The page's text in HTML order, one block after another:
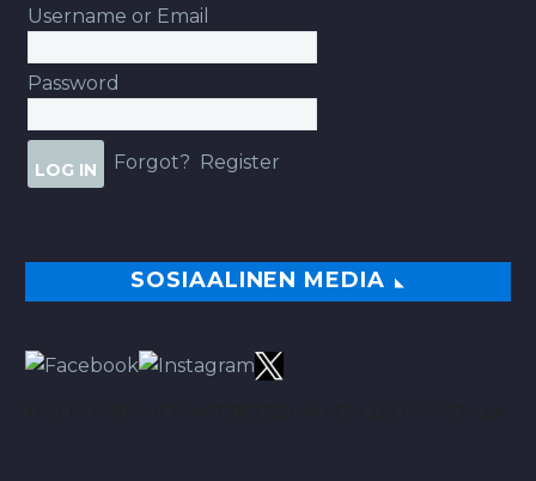
Username or Email
Password
Forgot? Register
SOSIAALINEN MEDIA